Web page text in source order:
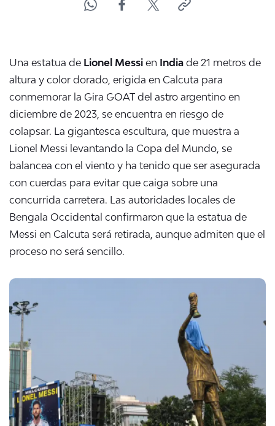
ÁREA DE PROYECTOS
Una estatua de Lionel Messi en India de 21 metros de
altura y color dorado, erigida en Calcuta para
conmemorar la Gira GOAT del astro argentino en
diciembre de 2023, se encuentra en riesgo de
colapsar. La gigantesca escultura, que muestra a
Lionel Messi levantando la Copa del Mundo, se
balancea con el viento y ha tenido que ser asegurada
con cuerdas para evitar que caiga sobre una
concurrida carretera. Las autoridades locales de
Bengala Occidental confirmaron que la estatua de
Messi en Calcuta será retirada, aunque admiten que el
proceso no será sencillo.